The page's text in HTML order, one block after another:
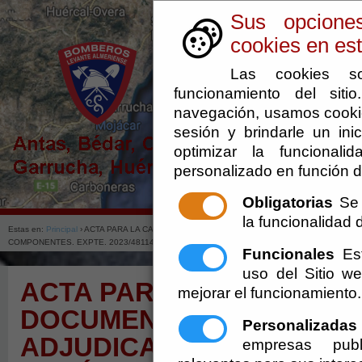
Sus
cookies en
Las cookies
funcionamiento del
navegación, usamos
sesión y brindarle un
optimizar la
personalizado en función
Obligatorias
la funcionalidad
Funcionales
uso del Sitio
mejorar el funcionamiento.
Personalizadas
empresas
Estas en: Principal › ACTA PARA LA CALIFICACIÓN DE LA DOCUMENTACIÓN
COMPONENTES. EXPTE. 2023/481140/006-213/00002
ACTA PARA LA
DOCUMENTACIÓN
ADJUDICACIÓN,